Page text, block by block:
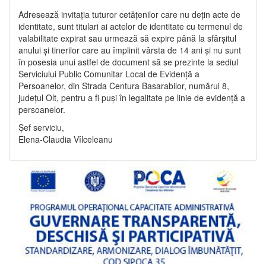
Adresează invitația tuturor cetățenilor care nu dețin acte de
identitate, sunt titulari ai actelor de identitate cu termenul de
valabilitate expirat sau urmează să expire până la sfârșitul
anului și tinerilor care au împlinit vârsta de 14 ani și nu sunt
în posesia unui astfel de document să se prezinte la sediul
Serviciului Public Comunitar Local de Evidență a
Persoanelor, din Strada Centura Basarabilor, numărul 8,
județul Olt, pentru a fi puși în legalitate pe linie de evidență a
persoanelor.
Șef serviciu,
Elena-Claudia Vîlceleanu